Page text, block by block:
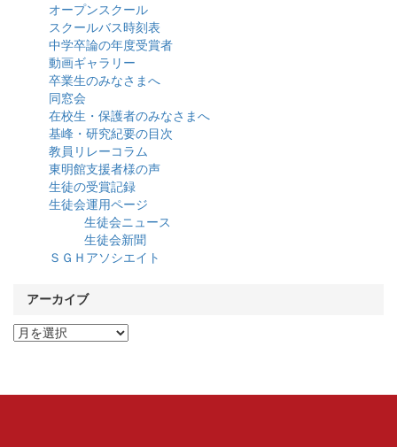
オープンスクール
スクールバス時刻表
中学卒論の年度受賞者
動画ギャラリー
卒業生のみなさまへ
同窓会
在校生・保護者のみなさまへ
基峰・研究紀要の目次
教員リレーコラム
東明館支援者様の声
生徒の受賞記録
生徒会運用ページ
生徒会ニュース
生徒会新聞
ＳＧＨアソシエイト
アーカイブ
ア